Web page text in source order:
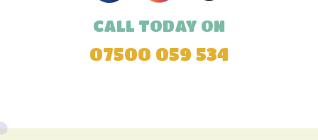
CALL TODAY ON
07500 059 534